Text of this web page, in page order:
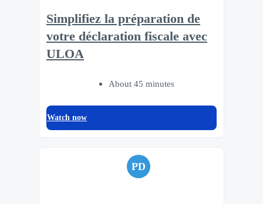
Simplifiez la préparation de
votre déclaration fiscale avec
ULOA
About 45 minutes
Watch now
PD